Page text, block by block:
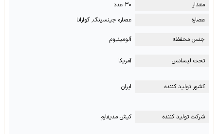
مقدار
۳۰ عدد
عصاره
عصاره جینسینگ, گوارانا
جنس محفظه آلومینیوم
تحت لیسانس آمریکا
کشور تولید کننده ایران
شرکت تولید کننده کیش مدیفارم